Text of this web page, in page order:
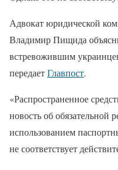
Адвокат юридической
Владимир Пищида
встревожившим
передаетГлавпост.
«Распространенное
новость об обязательной
использованием
не соответствует